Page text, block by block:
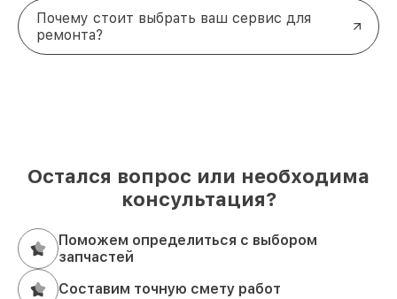
Почему стоит выбрать ваш сервис для
ремонта?
Остался вопрос или необходима
консультация?
Поможем определиться с выбором
запчастей
Составим точную смету работ